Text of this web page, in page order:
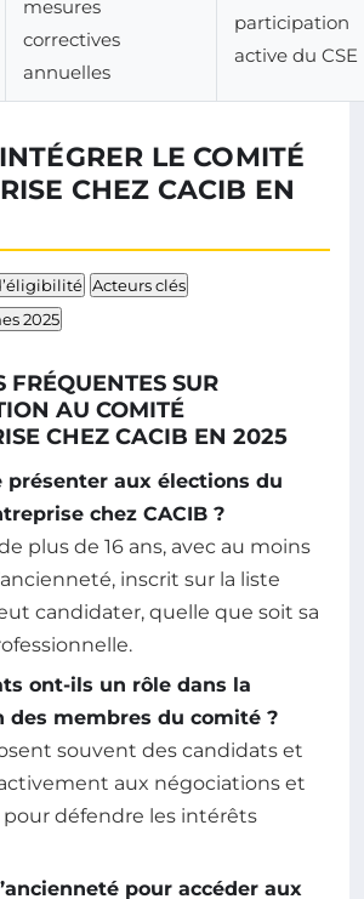
mesures
correctives
annuelles
participation
active du CSE
LE COMITÉ
CHEZ CACIB EN
Acteurs clés
2025
FRÉQUENTES SUR
AU COMITÉ
CHEZ CACIB EN 2025
présenter aux élections du
chez CACIB ?
plus de 16 ans, avec au moins
inscrit sur la liste
candidater, quelle que soit sa
ont-ils un rôle dans la
des membres du comité ?
souvent des candidats et
aux négociations et
défendre les intérêts
pour accéder aux